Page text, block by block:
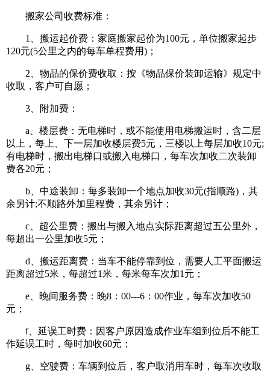
搬家公司收费标准：
1、搬运起价费：家庭搬家起价为100元，单位搬家起步
120元(5公里之内的每车单程费用)；
2、物品的保价费收取：按《物品保价装卸运输》规定中
收取，客户可自愿；
3、附加费：
a、楼层费：无电梯时，或不能使用电梯搬运时，含二层
以上，每上、下一层加收楼层费5元，三楼以上每层加收10元;
有电梯时，搬出电梯口或搬入电梯口，每车次加收二次装卸
费各20元；
b、中途装卸：每多装卸一个地点加收30元(指顺路)，其
余另计;不顺路外加里程费，其余另计；
c、超公里费：搬出与搬入地点实际距离超过五公里外，
每超出一公里加收5元；
d、搬运距离费：当车不能停靠到位，需要人工平面搬运
距离超过5米，每超过1米，每米每车次加1元；
e、晚间服务费：晚8：00---6：00作业，每车次加收50
元；
f、延误工时费：因客户原因造成作业车组到位后不能工
作延误工时，每时加收60元；
g、空驶费：车辆到位后，客户取消用车时，每车次收取